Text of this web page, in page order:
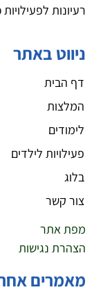
רעיונות
ניווט באתר
דף הבית
המלצות
לימודים
פעילויות לילדים
בלוג
צור קשר
מפת אתר
הצהרת נגישות
מאמרים